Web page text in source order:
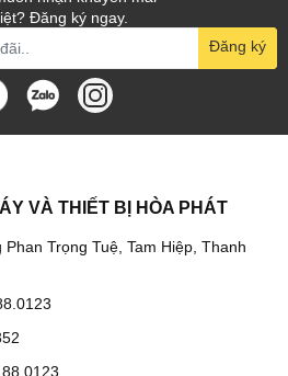
Đăng ký ngay.
Đăng ký
VÀ THIẾT BỊ HÒA PHÁT
Trọng Tuệ, Tam Hiệp, Thanh